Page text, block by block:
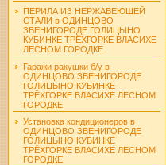
ПЕРИЛА ИЗ НЕРЖАВЕЮЩЕЙ
СТАЛИ в ОДИНЦОВО
ЗВЕНИГОРОДЕ ГОЛИЦЫНО
КУБИНКЕ ТРЁХГОРКЕ ВЛАСИХЕ
ЛЕСНОМ ГОРОДКЕ
Гаражи ракушки б/у в
ОДИНЦОВО ЗВЕНИГОРОДЕ
ГОЛИЦЫНО КУБИНКЕ
ТРЁХГОРКЕ ВЛАСИХЕ ЛЕСНОМ
ГОРОДКЕ
Установка кондиционеров в
ОДИНЦОВО ЗВЕНИГОРОДЕ
ГОЛИЦЫНО КУБИНКЕ
ТРЁХГОРКЕ ВЛАСИХЕ ЛЕСНОМ
ГОРОДКЕ